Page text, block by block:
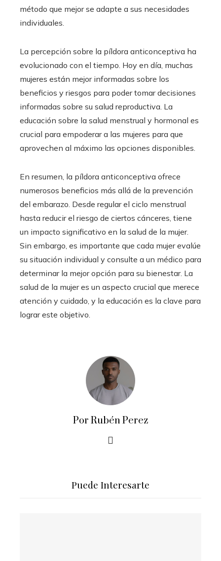
método que mejor se adapte a sus necesidades
individuales.
La percepción sobre la píldora anticonceptiva ha
evolucionado con el tiempo. Hoy en día, muchas
mujeres están mejor informadas sobre los
beneficios y riesgos para poder tomar decisiones
informadas sobre su salud reproductiva. La
educación sobre la salud menstrual y hormonal es
crucial para empoderar a las mujeres para que
aprovechen al máximo las opciones disponibles.
En resumen, la píldora anticonceptiva ofrece
numerosos beneficios más allá de la prevención
del embarazo. Desde regular el ciclo menstrual
hasta reducir el riesgo de ciertos cánceres, tiene
un impacto significativo en la salud de la mujer.
Sin embargo, es importante que cada mujer evalúe
su situación individual y consulte a un médico para
determinar la mejor opción para su bienestar. La
salud de la mujer es un aspecto crucial que merece
atención y cuidado, y la educación es la clave para
lograr este objetivo.
Por Rubén Perez
Puede Interesarte